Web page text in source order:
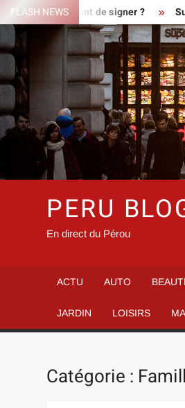
Skip
to
content
FLASH NEWS
avant de signer ? Surface
PERU
En direct du Pérou
ACTU AUTO
JARDIN LOISIRS
Catégorie :